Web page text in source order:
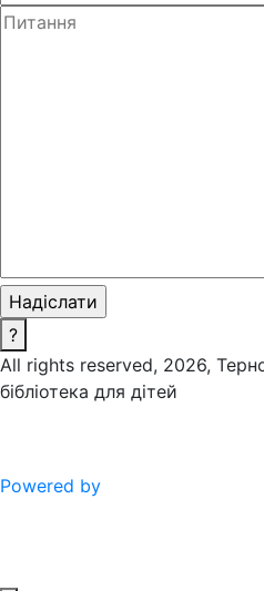
?
All rights reserved, 2026,
бібліотека для дітей
Powered by